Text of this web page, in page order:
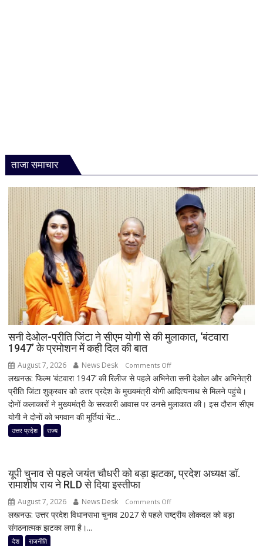
ताजा समाचार
सनी देओल-प्रीति जिंटा ने सीएम योगी से की मुलाकात, ‘बंटवारा
1947’ के प्रमोशन में कही दिल की बात
August 7, 2026 News Desk Comments Offon
सनी
देओल-
प्रीति
की
1947’
लखनऊ: फिल्म ‘बंटवारा 1947’ की रिलीज से पहले अभिनेता सनी देओल और अभिनेत्री
प्रीति जिंटा शुक्रवार को उत्तर प्रदेश के मुख्यमंत्री योगी आदित्यनाथ से मिलने पहुंचे।
दोनों कलाकारों ने मुख्यमंत्री के सरकारी आवास पर उनसे मुलाकात की। इस दौरान सीएम
योगी ने दोनों को भगवान की मूर्तियां भेंट...
उत्तर प्रदेश राज्य
यूपी चुनाव से पहले जयंत चौधरी को बड़ा झटका, प्रदेश अध्यक्ष डॉ.
रामाशीष राय ने RLD से दिया इस्तीफा
August 7, 2026 News Desk Comments Offon
यूपी
लखनऊ: उत्तर प्रदेश विधानसभा चुनाव 2027 से पहले राष्ट्रीय लोकदल को बड़ा
संगठनात्मक झटका लगा है।...
देश राजनीति